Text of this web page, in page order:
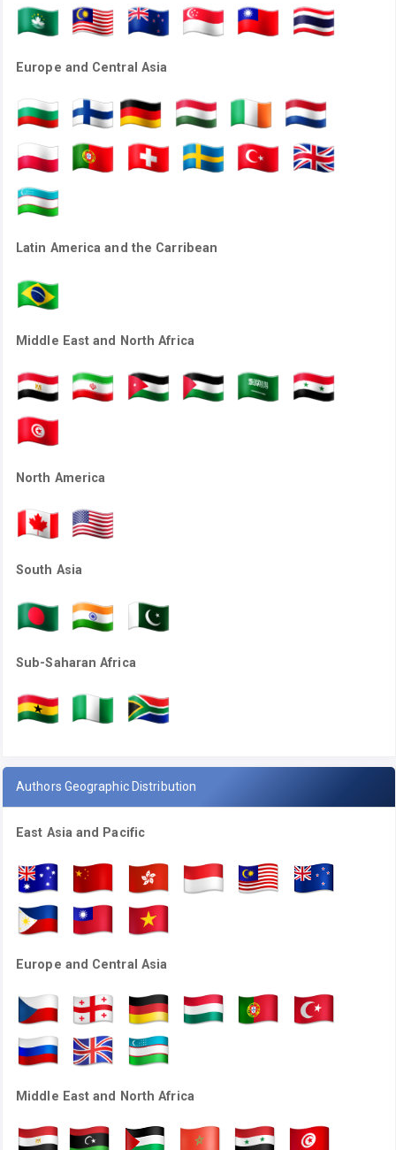
Europe and Central Asia
Latin America and the Carribean
Middle East and North Africa
North America
South Asia
Sub-Saharan Africa
Authors Geographic Distribution
East Asia and Pacific
Europe and Central Asia
Middle East and North Africa